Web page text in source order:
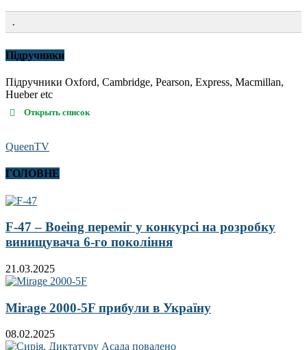
.
Підручники
Підручники Oxford, Cambridge, Pearson, Express, Macmillan,
Hueber etc
Открыть список
QueenTV
ГОЛОВНЕ
F-47 – Boeing переміг у конкурсі на розробку
винищувача 6-го покоління
21.03.2025
Mirage 2000-5F прибули в Україну
08.02.2025